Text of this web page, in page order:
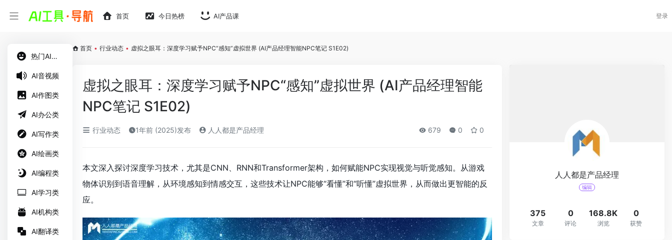
首页 今日热榜 AI产品课 登录
热门AI工具
AI音视频
AI作图类
AI办公类
AI写作类
AI绘画类
AI编程类
AI学习类
AI机构类
AI翻译类
首页 • 行业动态 • 虚拟之眼耳：深度学习赋予NPC“感知”虚拟世界 (AI产品经理智能NPC笔记 S1E02)
虚拟之眼耳：深度学习赋予NPC“感知”虚拟世界 (AI产品经理智能
NPC笔记 S1E02)
行业动态 1年前 (2025)发布 人人都是产品经理 679 0 0
本文深入探讨深度学习技术，尤其是CNN、RNN和Transformer架构，如何赋能NPC实现视觉与听觉感知。从游戏
物体识别到语音理解，从环境感知到情感交互，这些技术让NPC能够“看懂”和“听懂”虚拟世界，从而做出更智能的反
应。
人人都是产品经理
编辑
375
文章
0
评论
168.8K
浏览
0
获赞